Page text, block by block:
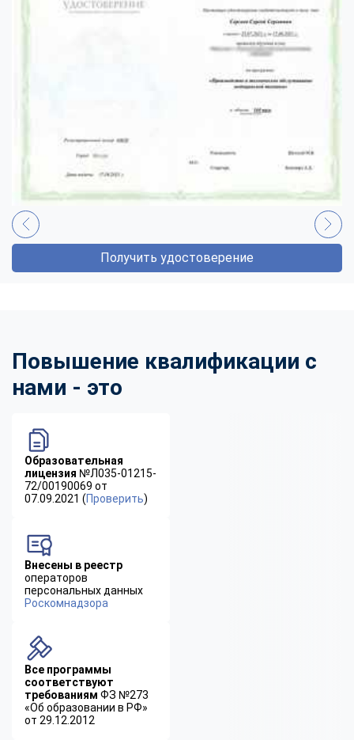
Получить удостоверение
Повышение квалификации с
нами - это
Образовательная
лицензия №Л035-01215-
72/00190069 от
07.09.2021 (Проверить)
Внесены в реестр
операторов
персональных данных
Роскомнадзора
Все программы
соответствуют
требованиям ФЗ №273
«Об образовании в РФ»
от 29.12.2012